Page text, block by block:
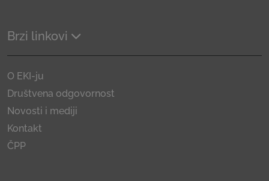
Brzi linkovi
O EKI-ju
Društvena odgovornost
Novosti i mediji
Kontakt
ČPP